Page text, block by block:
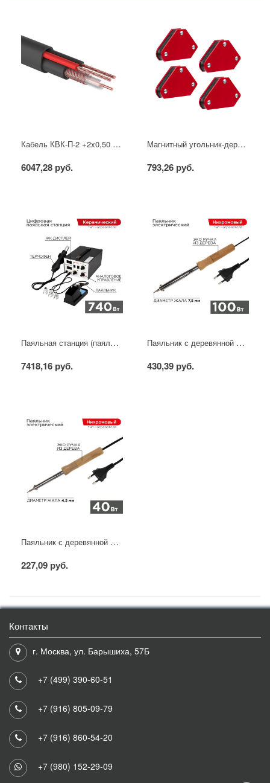
Кабель КВК-П-2 +2x0,50 мм² (Cu/CCA) (96) черный, 200 м, PROconnect
6047,28 руб.
Магнитный угольник-держатель для сварки набор 4 шт. на 4 кг REXANT
793,26 руб.
Паяльная станция (паяльник + фен), модель R852AD+, 100-500°C, LED дисплей REXANT
7418,16 руб.
Паяльник с деревянной ручкой, серия WOOD, 100Вт, 230В, блистер PROconnect
430,39 руб.
Паяльник с деревянной ручкой, серия WOOD, 40Вт, 230В, блистер PROconnect
227,09 руб.
Контакты
г. Москва, ул. Барышиха, 57Б
+7 (499) 390-60-51
+7 (916) 805-09-79
+7 (916) 860-54-20
+7 (980) 152-29-09